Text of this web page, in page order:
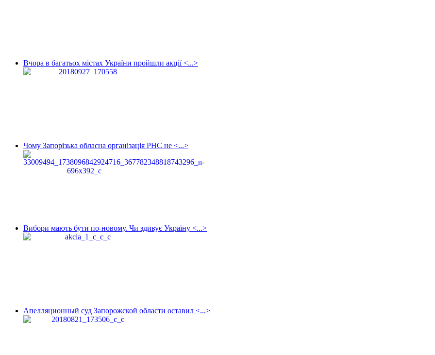
Вчора в багатьох містах України пройшли акції <...>
Чому Запорізька обласна організація РНС не <...>
Вибори мають бути по-новому. Чи здивує Україну <...>
Апелляционный суд Запорожской области оставил <...>